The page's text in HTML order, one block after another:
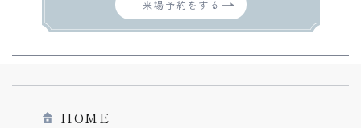
来場予約をする
HOME